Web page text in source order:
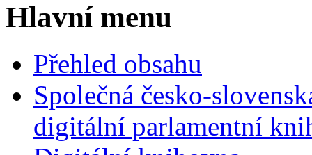
Hlavní menu
Přehled obsahu
Společná česko-
digitální parlamentní